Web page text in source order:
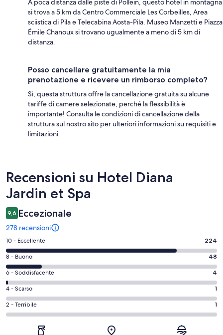
A poca distanza dalle piste di Pollein, questo hotel in montagna
si trova a 5 km da Centro Commerciale Les Corbeilles, Area
sciistica di Pila e Telecabina Aosta-Pila. Museo Manzetti e Piazza
Émile Chanoux si trovano ugualmente a meno di 5 km di
distanza.
Posso cancellare gratuitamente la mia
prenotazione e ricevere un rimborso completo?
Sì, questa struttura offre la cancellazione gratuita su alcune
tariffe di camere selezionate, perché la flessibilità è
importante! Consulta le condizioni di cancellazione della
struttura sul nostro sito per ulteriori informazioni su requisiti e
limitazioni.
Recensioni
Recensioni su Hotel Diana
Jardin et Spa
9,6 Eccezionale
278 recensioni
Valutazione
di
10
-
Eccellente.
224
su
278
recensioni
10 - Eccellente 224
Valutazione
di
8
-
Buono.
48
su
8 - Buono 48
Valutazione
di
6
-
Soddisfacente.
6 - Soddisfacente 4
Valutazione
di
4
4 - Scarso 1
Valutazione
di
2 - Terribile 1